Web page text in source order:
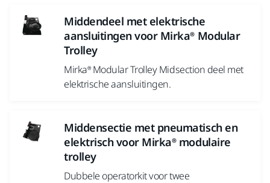
Middendeel met elektrische
aansluitingen voor Mirka® Modular
Trolley
Mirka® Modular Trolley Midsection deel met
elektrische aansluitingen.
Middensectie met pneumatisch en
elektrisch voor Mirka® modulaire
trolley
Dubbele operatorkit voor twee